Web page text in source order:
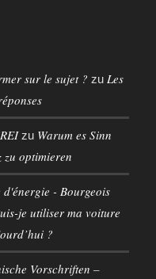
sur le sujet ? zu Les
zu Warum es Sinn
zu optimieren
- Bourgeois
je utiliser ma voiture
?
Vorschriften –